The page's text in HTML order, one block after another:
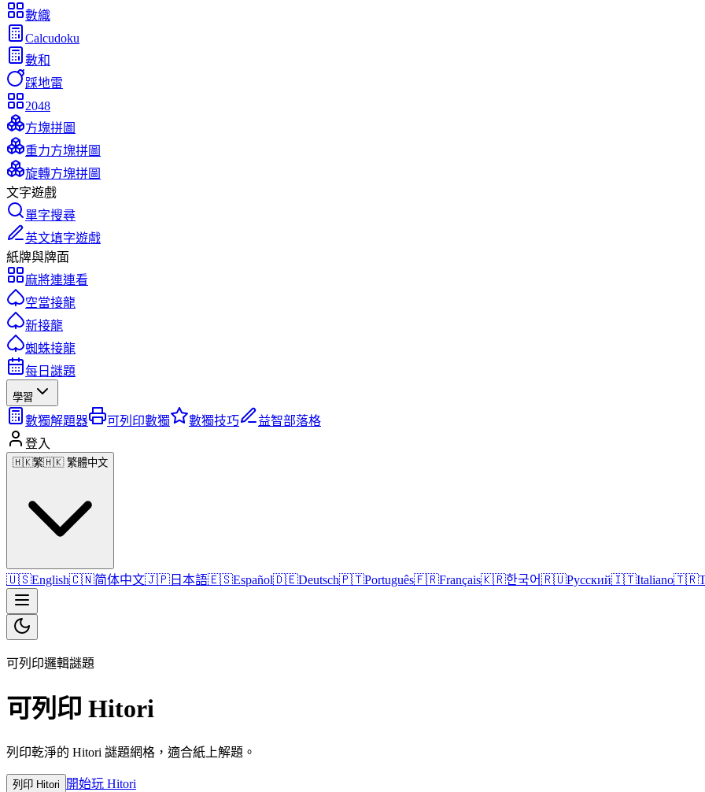
數織
Calcudoku
數和
踩地雷
2048
方塊拼圖
重力方塊拼圖
旋轉方塊拼圖
文字遊戲
單字搜尋
英文填字遊戲
紙牌與牌面
麻將連連看
空當接龍
新接龍
蜘蛛接龍
每日謎題
學習
數獨解題器 可列印數獨 數獨技巧
益智部落格
登入
🇭🇰繁🇭🇰 繁體中文
🇺🇸English🇨🇳简体中文🇯🇵 日本語🇪🇸Español🇩🇪Deutsch🇵🇹Português🇫🇷Français🇰🇷한국어🇷🇺Русский🇮🇹Italiano🇹🇷
可列印邏輯謎題
可列印 Hitori
列印乾淨的 Hitori 謎題網格，適合紙上解題。
列印 Hitori
開始玩 Hitori